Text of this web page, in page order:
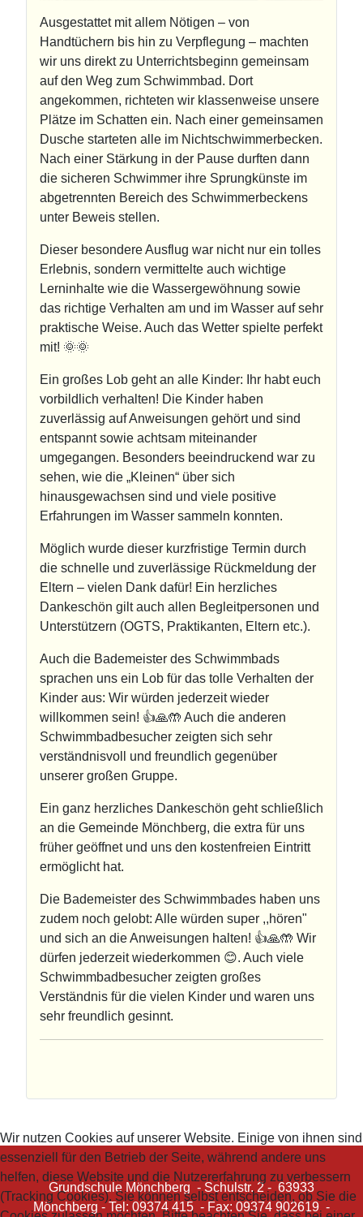
Ausgestattet mit allem Nötigen – von
Handtüchern bis hin zu Verpflegung – machten
wir uns direkt zu Unterrichtsbeginn gemeinsam
auf den Weg zum Schwimmbad. Dort
angekommen, richteten wir klassenweise unsere
Plätze im Schatten ein. Nach einer gemeinsamen
Dusche starteten alle im Nichtschwimmerbecken.
Nach einer Stärkung in der Pause durften dann
die sicheren Schwimmer ihre Sprungkünste im
abgetrennten Bereich des Schwimmerbeckens
unter Beweis stellen.
Dieser besondere Ausflug war nicht nur ein tolles
Erlebnis, sondern vermittelte auch wichtige
Lerninhalte wie die Wassergewöhnung sowie
das richtige Verhalten am und im Wasser auf sehr
praktische Weise. Auch das Wetter spielte perfekt
mit! 🌞🌞
Ein großes Lob geht an alle Kinder: Ihr habt euch
vorbildlich verhalten! Die Kinder haben
zuverlässig auf Anweisungen gehört und sind
entspannt sowie achtsam miteinander
umgegangen. Besonders beeindruckend war zu
sehen, wie die „Kleinen“ über sich
hinausgewachsen sind und viele positive
Erfahrungen im Wasser sammeln konnten.
Möglich wurde dieser kurzfristige Termin durch
die schnelle und zuverlässige Rückmeldung der
Eltern – vielen Dank dafür! Ein herzliches
Dankeschön gilt auch allen Begleitpersonen und
Unterstützern (OGTS, Praktikanten, Eltern etc.).
Auch die Bademeister des Schwimmbads
sprachen uns ein Lob für das tolle Verhalten der
Kinder aus: Wir würden jederzeit wieder
willkommen sein! 👍🙏🤲 Auch die anderen
Schwimmbadbesucher zeigten sich sehr
verständnisvoll und freundlich gegenüber
unserer großen Gruppe.
Ein ganz herzliches Dankeschön geht schließlich
an die Gemeinde Mönchberg, die extra für uns
früher geöffnet und uns den kostenfreien Eintritt
ermöglicht hat.
Die Bademeister des Schwimmbades haben uns
zudem noch gelobt: Alle würden super ,,hören"
und sich an die Anweisungen halten! 👍🙏🤲 Wir
dürfen jederzeit wiederkommen 😊. Auch viele
Schwimmbadbesucher zeigten großes
Verständnis für die vielen Kinder und waren uns
sehr freundlich gesinnt.
Grundschule Mönchberg - Schulstr. 2 - 63933
Mönchberg - Tel: 09374 415 - Fax: 09374 902619 -
Wir nutzen Cookies auf unserer Website. Einige von ihnen sind
essenziell für den Betrieb der Seite, während andere uns
helfen, diese Website und die Nutzererfahrung zu verbessern
(Tracking Cookies). Sie können selbst entscheiden, ob Sie die